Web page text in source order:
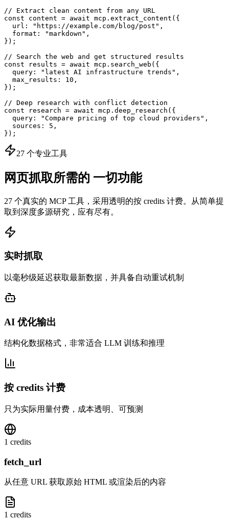
// Extract clean content from any URL
const content = await mcp.extract_content({
  url: "https://example.com/blog/post",
  format: "markdown",
});
// Search the web and get structured results
const results = await mcp.search_web({
  query: "latest AI infrastructure trends",
  max_results: 10,
});
// Deep research with conflict detection
const research = await mcp.deep_research({
  query: "Compare pricing of top cloud providers",
  sources: 5,
});
27 个专业工具
网页抓取所需的 一切功能
27 个真实的 MCP 工具，采用透明的按 credits 计费。从简单提
取到深度多源研究，应有尽有。
实时抓取
以毫秒级延迟获取最新数据，并具备自动重试机制
AI 优化输出
结构化数据格式，非常适合 LLM 训练和推理
按 credits 计费
只为实际用量付费，成本透明、可预测
1 credits
fetch_url
从任意 URL 获取原始 HTML 或渲染后的内容
1 credits